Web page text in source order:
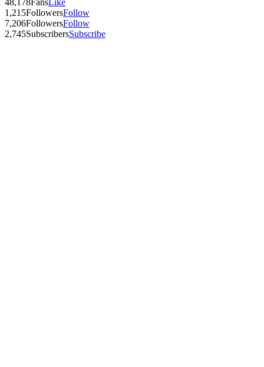
1,215FollowersFollow
7,206FollowersFollow
2,745SubscribersSubscribe